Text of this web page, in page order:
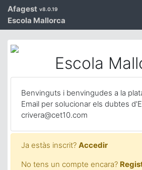
Afagest v8.0.19
Escola Mallorca
Escola
Benvinguts i benvingudes a la
Email per solucionar els dubtes
crivera@cet10.com
Ja estàs inscrit? Accedir
No tens un compte encara?